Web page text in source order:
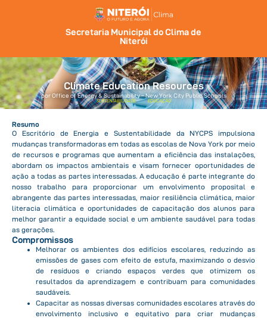
Secretaria Municipal do Clima de
Niterói
Climate Education Resources
por Office of Energy & Sustainability – New York City Public Schools
SUSTENTABILIDADE EDUCAÇÃO
Resumo
O Escritório de Energia e Sustentabilidade da NYCPS impulsiona
mudanças transformadoras em todas as escolas de Nova York por meio
de recursos e programas que aumentam a eficiência das instalações,
abordam os impactos ambientais e visam fornecer oportunidades de
ação a todas as partes interessadas. A educação é parte integrante do
nosso trabalho para proporcionar um envolvimento proposital e
abrangente das partes interessadas, maior resiliência climática, maior
literacia climática e oportunidades de capacitação dos alunos para
melhor garantir a equidade social e um ambiente saudável para todas
as gerações.
Compromissos
Melhorar os ambientes dos edifícios escolares, reduzindo as
emissões de gases com efeito de estufa, maximizando o desvio
de resíduos e criando espaços verdes que otimizem os
resultados da aprendizagem e contribuam para comunidades
saudáveis.
Capacitar as nossas diversas comunidades escolares através do
envolvimento inclusivo e equitativo para criar mudanças